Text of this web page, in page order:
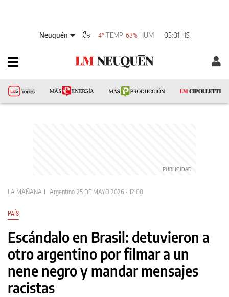
Neuquén 4°TEMP 63% HUM 05:01 HS
LA MAÑANA Argentino 25 DE MAYO 2026 - 12:00
PAÍS
Escándalo en Brasil: detuvieron a
otro argentino por filmar a un
nene negro y mandar mensajes
racistas